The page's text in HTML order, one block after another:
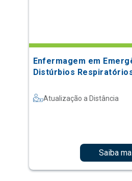
Enfermagem em
Distúrbios
Atualização a Distância
Saiba